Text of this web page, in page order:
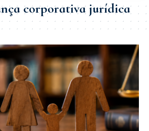
corporativa jurídica